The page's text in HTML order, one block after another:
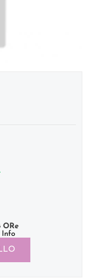
ORe
Info